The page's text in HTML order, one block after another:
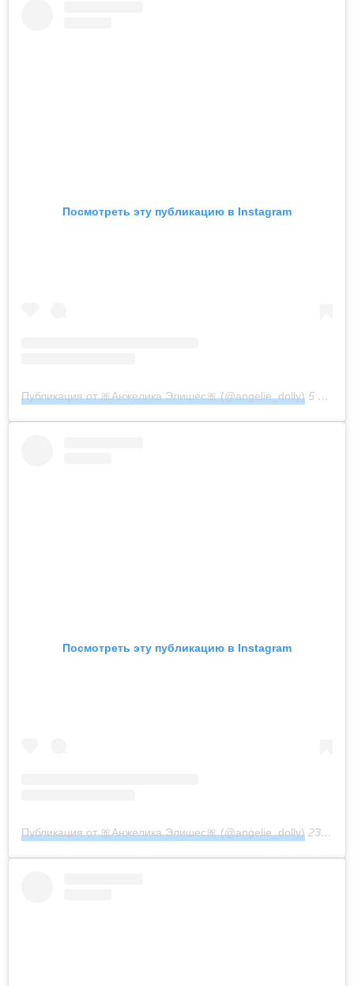
Посмотреть эту публикацию в Instagram
Публикация от 🎀Анжелика Элишес🎀 (@angelie_dolly) 5 Ноя 2019 в 5:34 PST
Посмотреть эту публикацию в Instagram
Публикация от 🎀Анжелика Элишес🎀 (@angelie_dolly) 23 Сен 2019 в 9:40 PDT